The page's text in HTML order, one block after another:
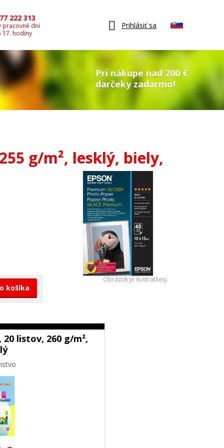
222 313
pracovné dni
17. hodiny
Prihlásiť sa
Pri nákupe nad 200 €
darčeky zadarmo!
g/m², lesklý, biely,
košíka
Obrázok je ilustratívny.
listov, 260 g/m²,